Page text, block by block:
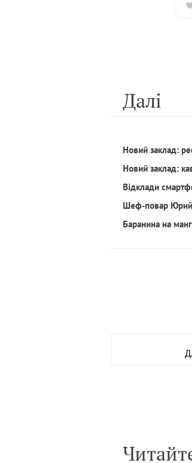
Далi
Новий заклад:
Новий заклад:
Відклади
Шеф-повар Юрий
Баранина на